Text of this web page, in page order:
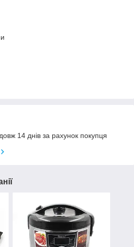
14 днів за рахунок покупця